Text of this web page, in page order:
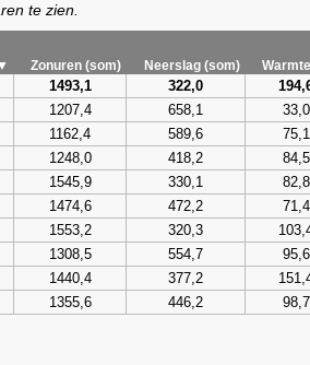
te zien.
Zonuren (som) Neerslag (som)
1493,1 322,0
1207,4 658,1 33,0
1162,4 589,6 75,1
1248,0 418,2 84,5
1545,9 330,1 82,8
1474,6 472,2 71,4
1553,2 320,3
1308,5 554,7 95,6
1440,4 377,2
1355,6 446,2 98,7